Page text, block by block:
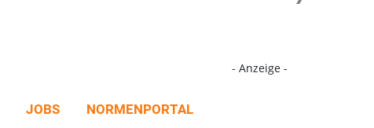
- Anzeige -
JOBS
NORMENPORTAL